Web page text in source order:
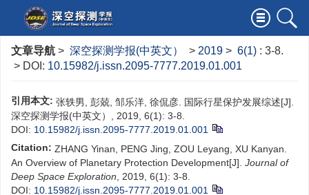
文章导航 > 深空探测学报(中英文） > 2019 > 6(1) : 3-8.
> DOI: 10.15982/j.issn.2095-7777.2019.01.001
引用本文: 张轶男, 彭兢, 邹乐洋, 徐侃彦. 国际行星保护发展综述[J].
深空探测学报(中英文）, 2019, 6(1): 3-8.
DOI: 10.15982/j.issn.2095-7777.2019.01.001
Citation: ZHANG Yinan, PENG Jing, ZOU Leyang, XU Kanyan.
An Overview of Planetary Protection Development[J]. Journal of
Deep Space Exploration , 2019, 6(1): 3-8.
DOI: 10.15982/j.issn.2095-7777.2019.01.001